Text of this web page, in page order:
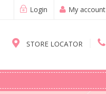
Login My account
STORE LOCATOR